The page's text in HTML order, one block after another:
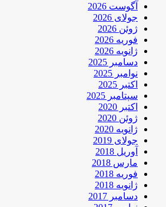
آگوست 2026
جولای 2026
ژوئن 2026
فوریه 2026
ژانویه 2026
دسامبر 2025
نوامبر 2025
اکتبر 2025
سپتامبر 2025
اکتبر 2020
ژوئن 2020
ژانویه 2020
جولای 2019
آوریل 2018
مارس 2018
فوریه 2018
ژانویه 2018
دسامبر 2017